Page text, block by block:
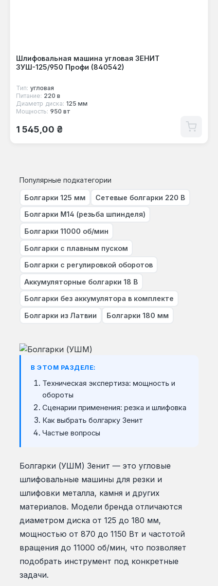
Шлифовальная машина угловая ЗЕНИТ
ЗУШ-125/950 Профи (840542)
Тип: угловая
Питание: 220 в
Диаметр диска: 125 мм
Мощность: 950 вт
Обычная цена:
1 545,00 ₴
Популярные подкатегории
Болгарки 125 мм Сетевые болгарки 220 В
Болгарки M14 (резьба шпинделя)
Болгарки 11000 об/мин
Болгарки с плавным пуском
Болгарки с регулировкой оборотов
Аккумуляторные болгарки 18 В
Болгарки без аккумулятора в комплекте
Болгарки из Латвии Болгарки 180 мм
В ЭТОМ РАЗДЕЛЕ:
Техническая экспертиза: мощность и
обороты
Сценарии применения: резка и шлифовка
Как выбрать болгарку Зенит
Частые вопросы
Болгарки (УШМ) Зенит — это угловые
шлифовальные машины для резки и
шлифовки металла, камня и других
материалов. Модели бренда отличаются
диаметром диска от 125 до 180 мм,
мощностью от 870 до 1150 Вт и частотой
вращения до 11000 об/мин, что позволяет
подобрать инструмент под конкретные
задачи.